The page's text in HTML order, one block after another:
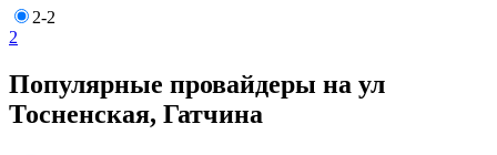
2-2
2
Популярные провайдеры на ул
Тосненская, Гатчина